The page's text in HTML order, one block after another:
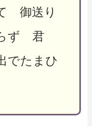
御送り
ず 君
でたまひ